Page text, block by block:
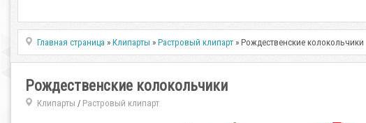
Главная страница »Клипарты »Растровый клипарт » Рождественские колокольчики
Рождественские колокольчики
Клипарты / Растровый клипарт